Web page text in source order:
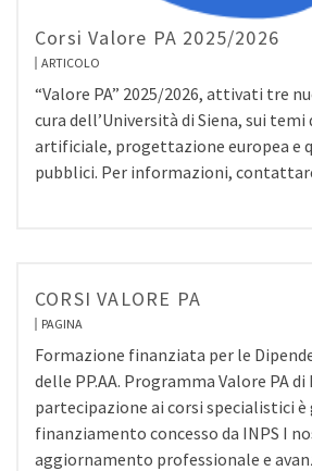
Corsi Valore PA 2025/2026
ARTICOLO
“Valore PA” 2025/2026, attivati tre
cura dell’Università di Siena, sui
artificiale, progettazione europea e
pubblici. Per informazioni,
CORSI VALORE PA
PAGINA
Formazione finanziata per le
delle PP.AA. Programma Valore PA di
partecipazione ai corsi specialistici
finanziamento concesso da INPS I
aggiornamento professionale e